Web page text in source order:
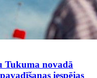
Tukuma novadā
iespējas